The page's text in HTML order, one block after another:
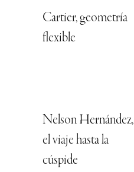
Cartier, geometría
flexible
Nelson Hernández,
el viaje hasta la
cúspide